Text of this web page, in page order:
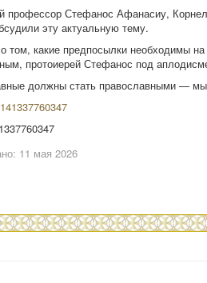
профессор Стефанос Афанасиу,
эту актуальную тему.
том, какие предпосылки необходимы
протоиерей Стефанос под
должны стать православными —
11 мая 2026